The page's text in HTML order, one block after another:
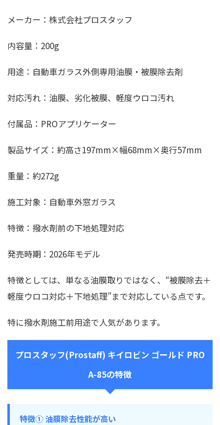
メーカー：株式会社プロスタッフ
内容量：200g
用途：自動車ガラス外側専用油膜・被膜除去剤
対応汚れ：油膜、劣化被膜、軽度ウロコ汚れ
付属品：PROアプリケーター
製品サイズ：約高さ197mm×幅68mm×奥行57mm
重量：約272g
施工対象：自動車外窓ガラス
特徴：撥水剤前の下地処理対応
発売時期：2026年モデル
特徴としては、単なる油膜取りではなく、“被膜除去＋
軽度ウロコ対応＋下地処理”まで対応している点です。
特に撥水剤施工前用途で人気があります。
プロスタッフ(Prostaff) キイロビン ゴールド PRO
A-85の特徴
特徴① 油膜除去性能が高い